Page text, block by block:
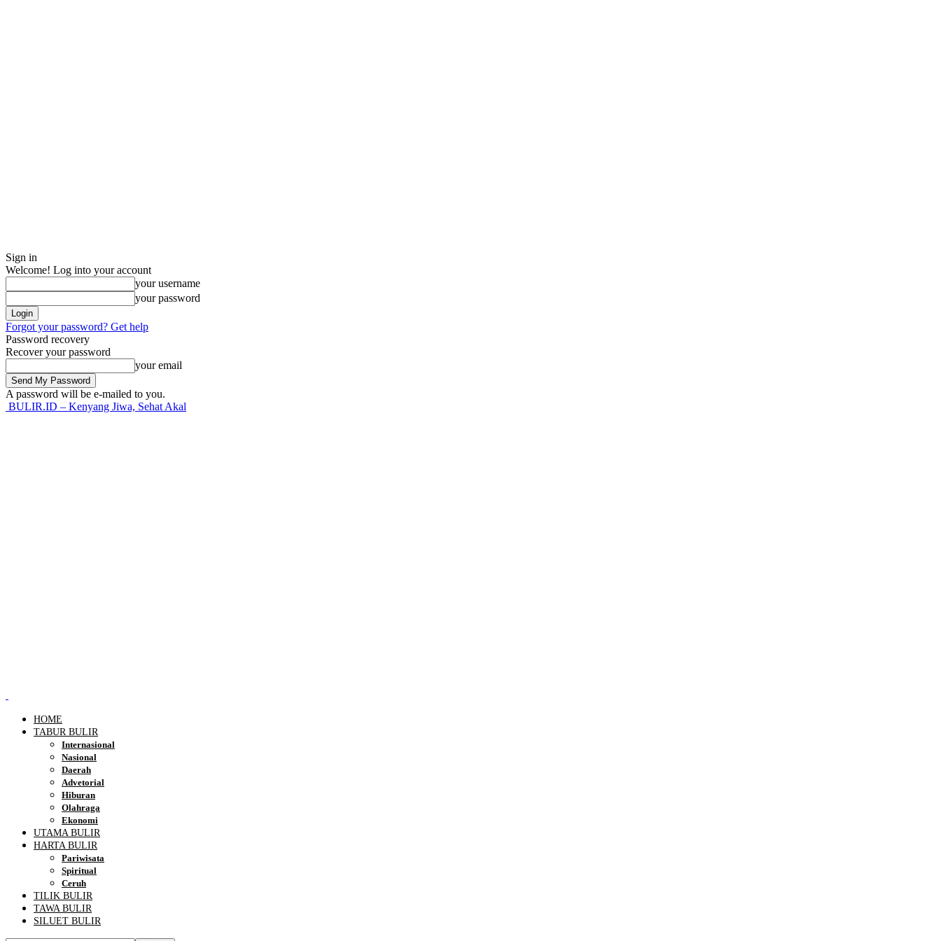
Sign in
Welcome! Log into your account
your username
your password
Forgot your password? Get help
Password recovery
Recover your password
your email
A password will be e-mailed to you.
BULIR.ID – Kenyang Jiwa, Sehat Akal
HOME
TABUR BULIR
Internasional
Nasional
Daerah
Advetorial
Hiburan
Olahraga
Ekonomi
UTAMA BULIR
HARTA BULIR
Pariwisata
Spiritual
Ceruh
TILIK BULIR
TAWA BULIR
SILUET BULIR